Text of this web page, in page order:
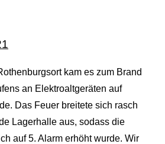
kam es zum Brand
an Elektroaltgeräten auf
Das Feuer breitete sich rasch
Lagerhalle aus, sodass die
auf 5. Alarm erhöht wurde. Wir